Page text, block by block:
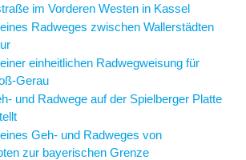
im Vorderen Westen in Kassel
Radweges zwischen Wallerstädten
einheitlichen Radwegweisung für
Gerau
und Radwege auf der Spielberger Platte
Geh- und Radweges von
zur bayerischen Grenze